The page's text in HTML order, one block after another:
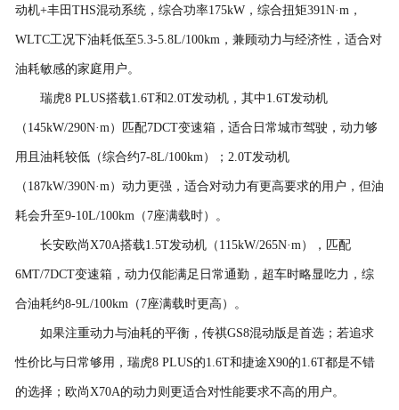
动机+丰田THS混动系统，综合功率175kW，综合扭矩391N·m，
WLTC工况下油耗低至5.3-5.8L/100km，兼顾动力与经济性，适合对
油耗敏感的家庭用户。
瑞虎8 PLUS搭载1.6T和2.0T发动机，其中1.6T发动机
（145kW/290N·m）匹配7DCT变速箱，适合日常城市驾驶，动力够
用且油耗较低（综合约7-8L/100km）；2.0T发动机
（187kW/390N·m）动力更强，适合对动力有更高要求的用户，但油
耗会升至9-10L/100km（7座满载时）。
长安欧尚X70A搭载1.5T发动机（115kW/265N·m），匹配
6MT/7DCT变速箱，动力仅能满足日常通勤，超车时略显吃力，综
合油耗约8-9L/100km（7座满载时更高）。
如果注重动力与油耗的平衡，传祺GS8混动版是首选；若追求
性价比与日常够用，瑞虎8 PLUS的1.6T和捷途X90的1.6T都是不错
的选择；欧尚X70A的动力则更适合对性能要求不高的用户。